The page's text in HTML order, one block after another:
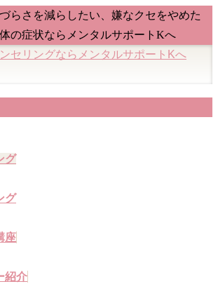
らさを減らしたい、嫌なクセをやめた
の症状ならメンタルサポートKへ
グ
グ
座
紹介